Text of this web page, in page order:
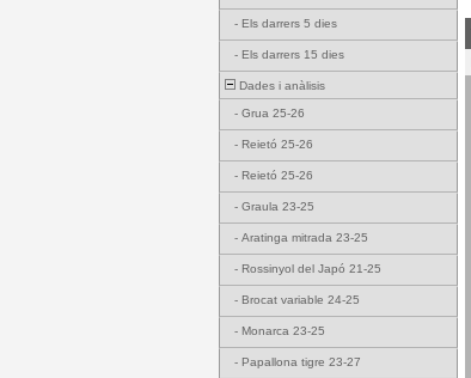
- Els darrers 5 dies
- Els darrers 15 dies
Dades i anàlisis
- Grua 25-26
- Reietó 25-26
- Reietó 25-26
- Graula 23-25
- Aratinga mitrada 23-25
- Rossinyol del Japó 21-25
- Brocat variable 24-25
- Monarca 23-25
- Papallona tigre 23-27